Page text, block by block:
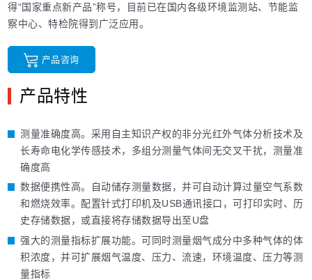
得“国家重点新产品”称号，目前已在国内各级环境监测站、节能监
察中心、特检院得到广泛应用。
产品咨询
产品特性
测量准确度高。采用自主知识产权的非分光红外气体分析技术及
长寿命电化学传感技术，多组分测量气体间无交叉干扰，测量准
确度高
数据便携性高。自动储存测量数据，并可自动计算过量空气系数
和燃烧效率。配置针式打印机及USB通讯接口，可打印实时、历
史存储数据，或直接将存储数据导出至U盘
强大的测量指标扩展功能。可同时测量烟气成分中多种气体的体
积浓度，并可扩展烟气温度、压力、流速，环境温度、压力等测
量指标